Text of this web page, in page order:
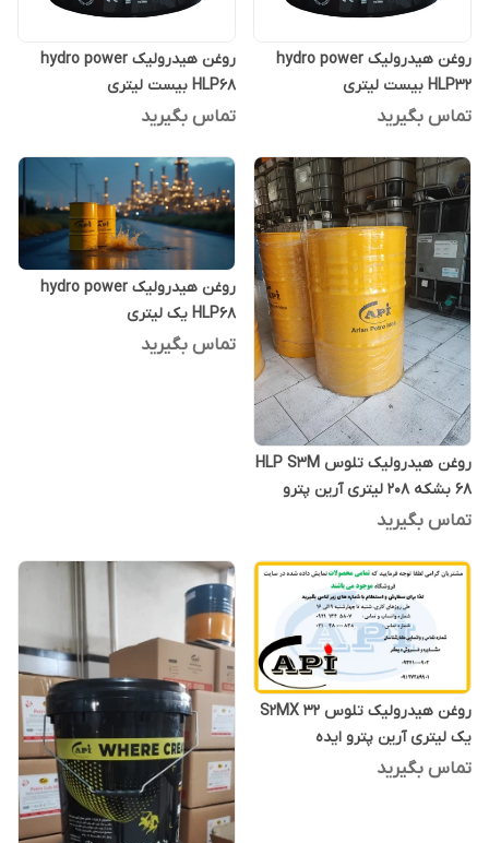
روغن هیدرولیک hydro power
HLP32 بیست لیتری
تماس بگیرید
روغن هیدرولیک hydro power
HLP68 بیست لیتری
تماس بگیرید
روغن هیدرولیک تلوس HLP S3M
68 بشکه 208 لیتری آرین پترو
ایده
تماس بگیرید
روغن هیدرولیک hydro power
HLP68 یک لیتری
تماس بگیرید
روغن هیدرولیک تلوس S2MX 32
یک لیتری آرین پترو ایده
تماس بگیرید